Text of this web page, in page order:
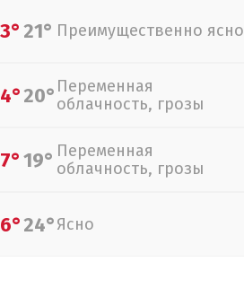
21° Преимущественно ясно
20° Переменная
облачность, грозы
19° Переменная
облачность, грозы
24°Ясно